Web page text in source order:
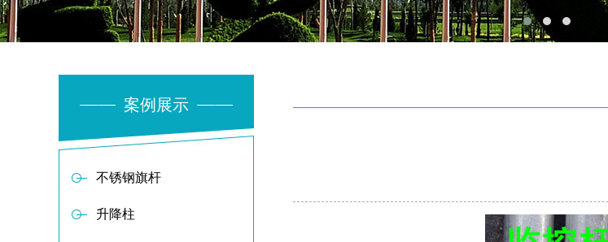
案例展示
不锈钢旗杆
升降柱